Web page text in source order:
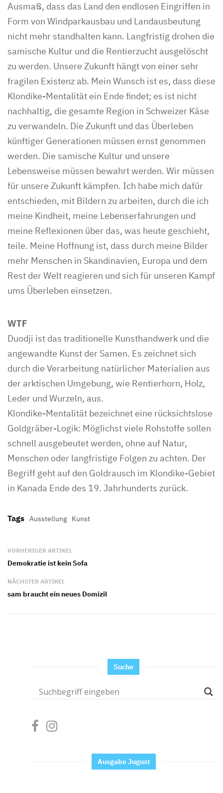
Ausmaß, dass das Land den endlosen Eingriffen in
Form von Windparkausbau und Landausbeutung
nicht mehr standhalten kann. Langfristig drohen die
samische Kultur und die Rentierzucht ausgelöscht
zu werden. Unsere Zukunft hängt von einer sehr
fragilen Existenz ab. Mein Wunsch ist es, dass diese
Klondike-Mentalität ein Ende findet; es ist nicht
nachhaltig, die gesamte Region in Schweizer Käse
zu verwandeln. Die Zukunft und das Überleben
künftiger Generationen müssen ernst genommen
werden. Die samische Kultur und unsere
Lebensweise müssen bewahrt werden. Wir müssen
für unsere Zukunft kämpfen. Ich habe mich dafür
entschieden, mit Bildern zu arbeiten, durch die ich
meine Kindheit, meine Lebenserfahrungen und
meine Reflexionen über das, was heute geschieht,
teile. Meine Hoffnung ist, dass durch meine Bilder
mehr Menschen in Skandinavien, Europa und dem
Rest der Welt reagieren und sich für unseren Kampf
ums Überleben einsetzen.
WTF
Duodji ist das traditionelle Kunsthandwerk und die
angewandte Kunst der Samen. Es zeichnet sich
durch die Verarbeitung natürlicher Materialien aus
der arktischen Umgebung, wie Rentierhorn, Holz,
Leder und Wurzeln, aus.
Klondike-Mentalität bezeichnet eine rücksichtslose
Goldgräber-Logik: Möglichst viele Rohstoffe sollen
schnell ausgebeutet werden, ohne auf Natur,
Menschen oder langfristige Folgen zu achten. Der
Begriff geht auf den Goldrausch im Klondike-Gebiet
in Kanada Ende des 19. Jahrhunderts zurück.
Tags Ausstellung Kunst
VORHERIGER ARTIKEL
Demokratie ist kein Sofa
NÄCHSTER ARTIKEL
sam braucht ein neues Domizil
Suche
Ausgabe Jugust